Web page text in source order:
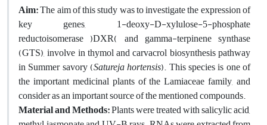
Aim:The aim of this study was to investigate the expression of
key genes, 1-deoxy-D-xylulose-5-phosphate
reductoisomerase )DXR( and gamma-terpinene synthase
(GTS), involve in thymol and carvacrol biosynthesis pathway
in Summer savory (Satureja hortensis). This species is one of
the important medicinal plants of the Lamiaceae family, and
consider as an important source of the mentioned compounds.
Material and Methods:Plants were treated with salicylic acid,